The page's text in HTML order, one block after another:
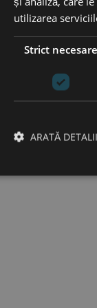
On-line pentru
utilizarea
Strict necesare
ARATĂ